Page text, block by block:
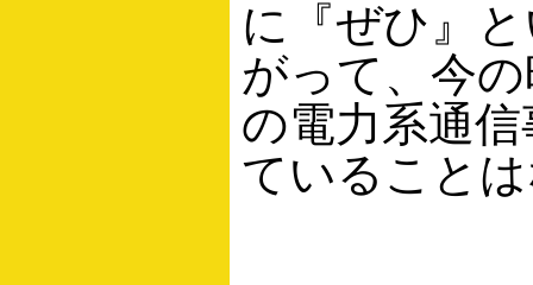
に『ぜひ』
がって、今
の電力系通
ていること